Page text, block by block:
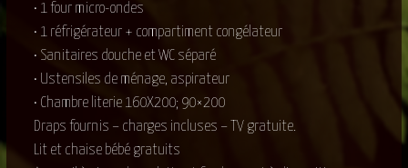
• 1 four micro-ondes
• 1 réfrigérateur + compartiment congélateur
• Sanitaires douche et WC séparé
• Ustensiles de ménage, aspirateur
• Chambre literie 160X200; 90×200
Draps fournis – charges incluses – TV gratuite.
Lit et chaise bébé gratuits